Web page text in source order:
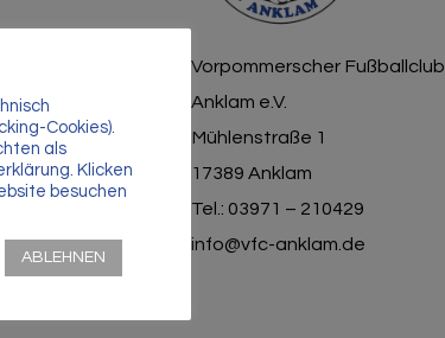
Vorpommerscher Fußballclub
Anklam e.V.
Mühlenstraße 1
17389 Anklam
Tel.: 03971 – 210429
info@vfc-anklam.de
Cookies).
als
Klicken
besuchen
ABLEHNEN